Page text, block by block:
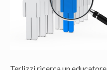
Terlizzi ricerca un